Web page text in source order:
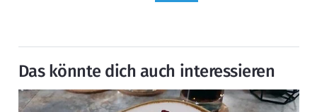
Das könnte dich auch interessieren